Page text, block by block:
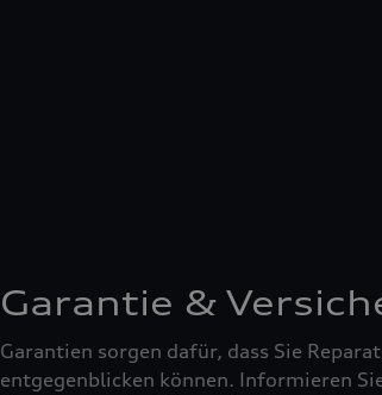
Garantie &
Garantien sorgen dafür, dass Sie
entgegenblicken können. Informieren